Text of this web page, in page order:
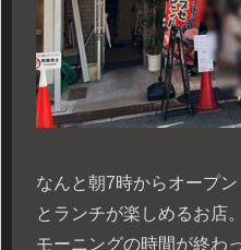
なんと朝7時からオープ
とランチが楽しめるお店。
モーニングの時間が終わ